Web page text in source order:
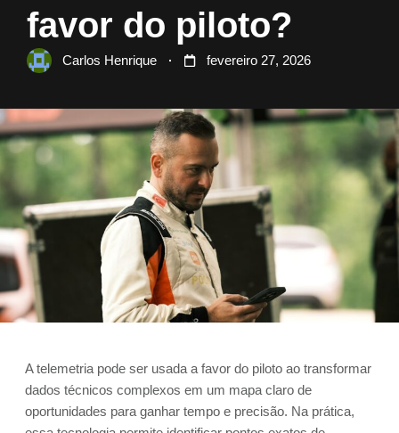
favor do piloto?
Carlos Henrique fevereiro 27, 2026
A telemetria pode ser usada a favor do piloto ao transformar
dados técnicos complexos em um mapa claro de
oportunidades para ganhar tempo e precisão. Na prática,